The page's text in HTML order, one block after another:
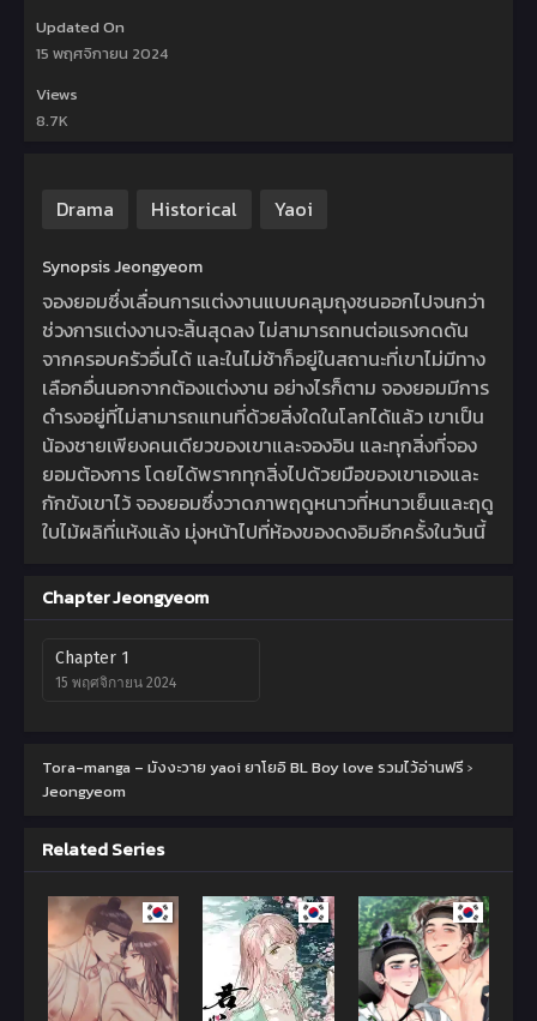
Updated On
15 พฤศจิกายน 2024
Views
8.7K
Drama Historical Yaoi
Synopsis Jeongyeom
จองยอมซึ่งเลื่อนการแต่งงานแบบคลุมถุงชนออกไปจนกว่า
ช่วงการแต่งงานจะสิ้นสุดลง ไม่สามารถทนต่อแรงกดดัน
จากครอบครัวอื่นได้ และในไม่ช้าก็อยู่ในสถานะที่เขาไม่มีทาง
เลือกอื่นนอกจากต้องแต่งงาน อย่างไรก็ตาม จองยอมมีการ
ดำรงอยู่ที่ไม่สามารถแทนที่ด้วยสิ่งใดในโลกได้แล้ว เขาเป็น
น้องชายเพียงคนเดียวของเขาและจองอิน และทุกสิ่งที่จอง
ยอมต้องการ โดยได้พรากทุกสิ่งไปด้วยมือของเขาเองและ
กักขังเขาไว้ จองยอมซึ่งวาดภาพฤดูหนาวที่หนาวเย็นและฤดู
ใบไม้ผลิที่แห้งแล้ง มุ่งหน้าไปที่ห้องของดงอิมอีกครั้งในวันนี้
Chapter Jeongyeom
Chapter 1
15 พฤศจิกายน 2024
Tora-manga – มังงะวาย yaoi ยาโยอิ BL Boy love รวมไว้อ่านฟรี ›
Jeongyeom
Related Series